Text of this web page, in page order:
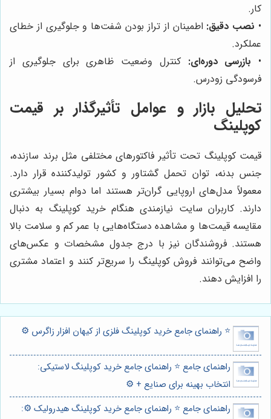
کار.
• نصب دقیق: اطمینان از تراز بودن شفت‌ها و جلوگیری از خطای
عملکرد.
• بازرسی دوره‌ای: کنترل وضعیت ظاهری برای جلوگیری از
فرسودگی زودرس.
تحلیل بازار و عوامل تأثیرگذار بر قیمت
کوپلینگ
قیمت کوپلینگ تحت تأثیر فاکتورهای مختلفی مثل برند سازنده،
جنس بدنه، توان تحمل گشتاور و کشور تولیدکننده قرار دارد.
معمولاً مدل‌های اروپایی گران‌تر هستند اما دوام بسیار بیشتری
دارند. کاربران سایت نیازمندی هنگام خرید کوپلینگ به دنبال
مقایسه قیمت‌ها و مشاهده دستگاه‌هایی با عمر کم و سلامت بالا
هستند. فروشندگان نیز با درج جدول مشخصات و عکس‌های
واضح می‌توانند فروش کوپلینگ را سریع‌تر کنند و اعتماد مشتری
را افزایش دهند.
⭐️ راهنمای جامع خرید کوپلینگ فلزی از کیهان افزار زاگرس ⚙️
راهنمای جامع ⭐️ راهنمای جامع خرید کوپلینگ لاستیکی:
انتخاب بهینه برای صنایع + ⚙️
راهنمای جامع ⭐️ راهنمای جامع خرید کوپلینگ هیدرولیک ⚙️: